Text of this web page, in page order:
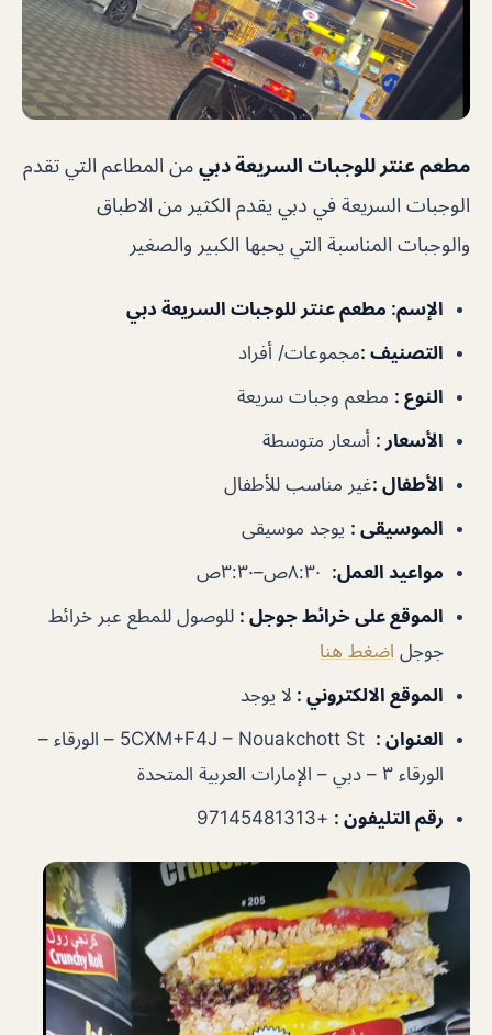
مطعم عنتر للوجبات السريعة دبي من المطاعم التي تقدم
الوجبات السريعة في دبي يقدم الكثير من الاطباق
والوجبات المناسبة التي يحبها الكبير والصغير
الإسم: مطعم عنتر للوجبات السريعة دبي
التصنيف :مجموعات/ أفراد
النوع : مطعم وجبات سريعة
الأسعار : أسعار متوسطة
الأطفال :غير مناسب للأطفال
الموسيقى : يوجد موسيقى
مواعيد العمل:
الموقع على خرائط جوجل : للوصول للمطع عبر خرائط
جوجل اضغط هنا
الموقع الالكتروني : لا يوجد
العنوان :
5CXM+F4J – Nouakchott St – الورقاء –
الورقاء ٣ – دبي – الإمارات العربية المتحدة
رقم التليفون : +97145481313